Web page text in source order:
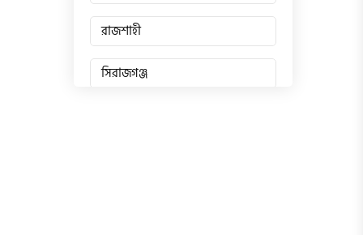
রাজশাহী
সিরাজগঞ্জ